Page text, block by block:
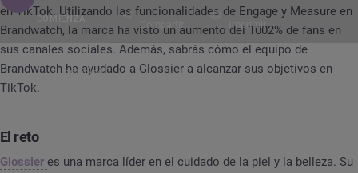
COMIENZA Compartir Imprimir
Contenido
en TikTok. Utilizando las funcionalidades de Engage y Measure en
Brandwatch, la marca ha visto un aumento del 1002% de fans en
sus canales sociales. Además, sabrás cómo el equipo de
Brandwatch ha ayudado a Glossier a alcanzar sus objetivos en
TikTok.
El reto
Glossier es una marca líder en el cuidado de la piel y la belleza. Su